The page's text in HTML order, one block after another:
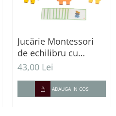
Jucărie Montessori
de echilibru cu
animale din lemn
logică
43,00 Lei
ADAUGA IN COS